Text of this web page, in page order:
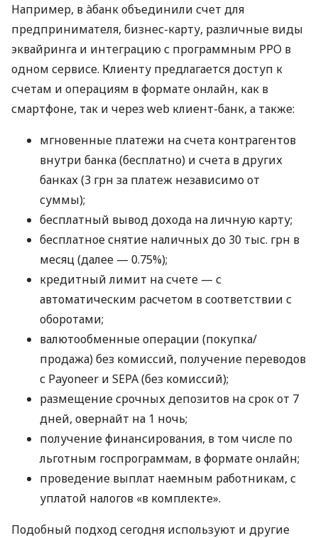
Например, в àбанк объединили счет для
предпринимателя, бизнес-карту, различные виды
эквайринга и интеграцию с программным РРО в
одном сервисе. Клиенту предлагается доступ к
счетам и операциям в формате онлайн, как в
смартфоне, так и через web клиент-банк, а также:
мгновенные платежи на счета контрагентов
внутри банка (бесплатно) и счета в других
банках (3 грн за платеж независимо от
суммы);
бесплатный вывод дохода на личную карту;
бесплатное снятие наличных до 30 тыс. грн в
месяц (далее — 0.75%);
кредитный лимит на счете — с
автоматическим расчетом в соответствии с
оборотами;
валютообменные операции (покупка/
продажа) без комиссий, получение переводов
с Payoneer и SEPA (без комиссий);
размещение срочных депозитов на срок от 7
дней, овернайт на 1 ночь;
получение финансирования, в том числе по
льготным госпрограммам, в формате онлайн;
проведение выплат наемным работникам, с
уплатой налогов «в комплекте».
Подобный подход сегодня используют и другие